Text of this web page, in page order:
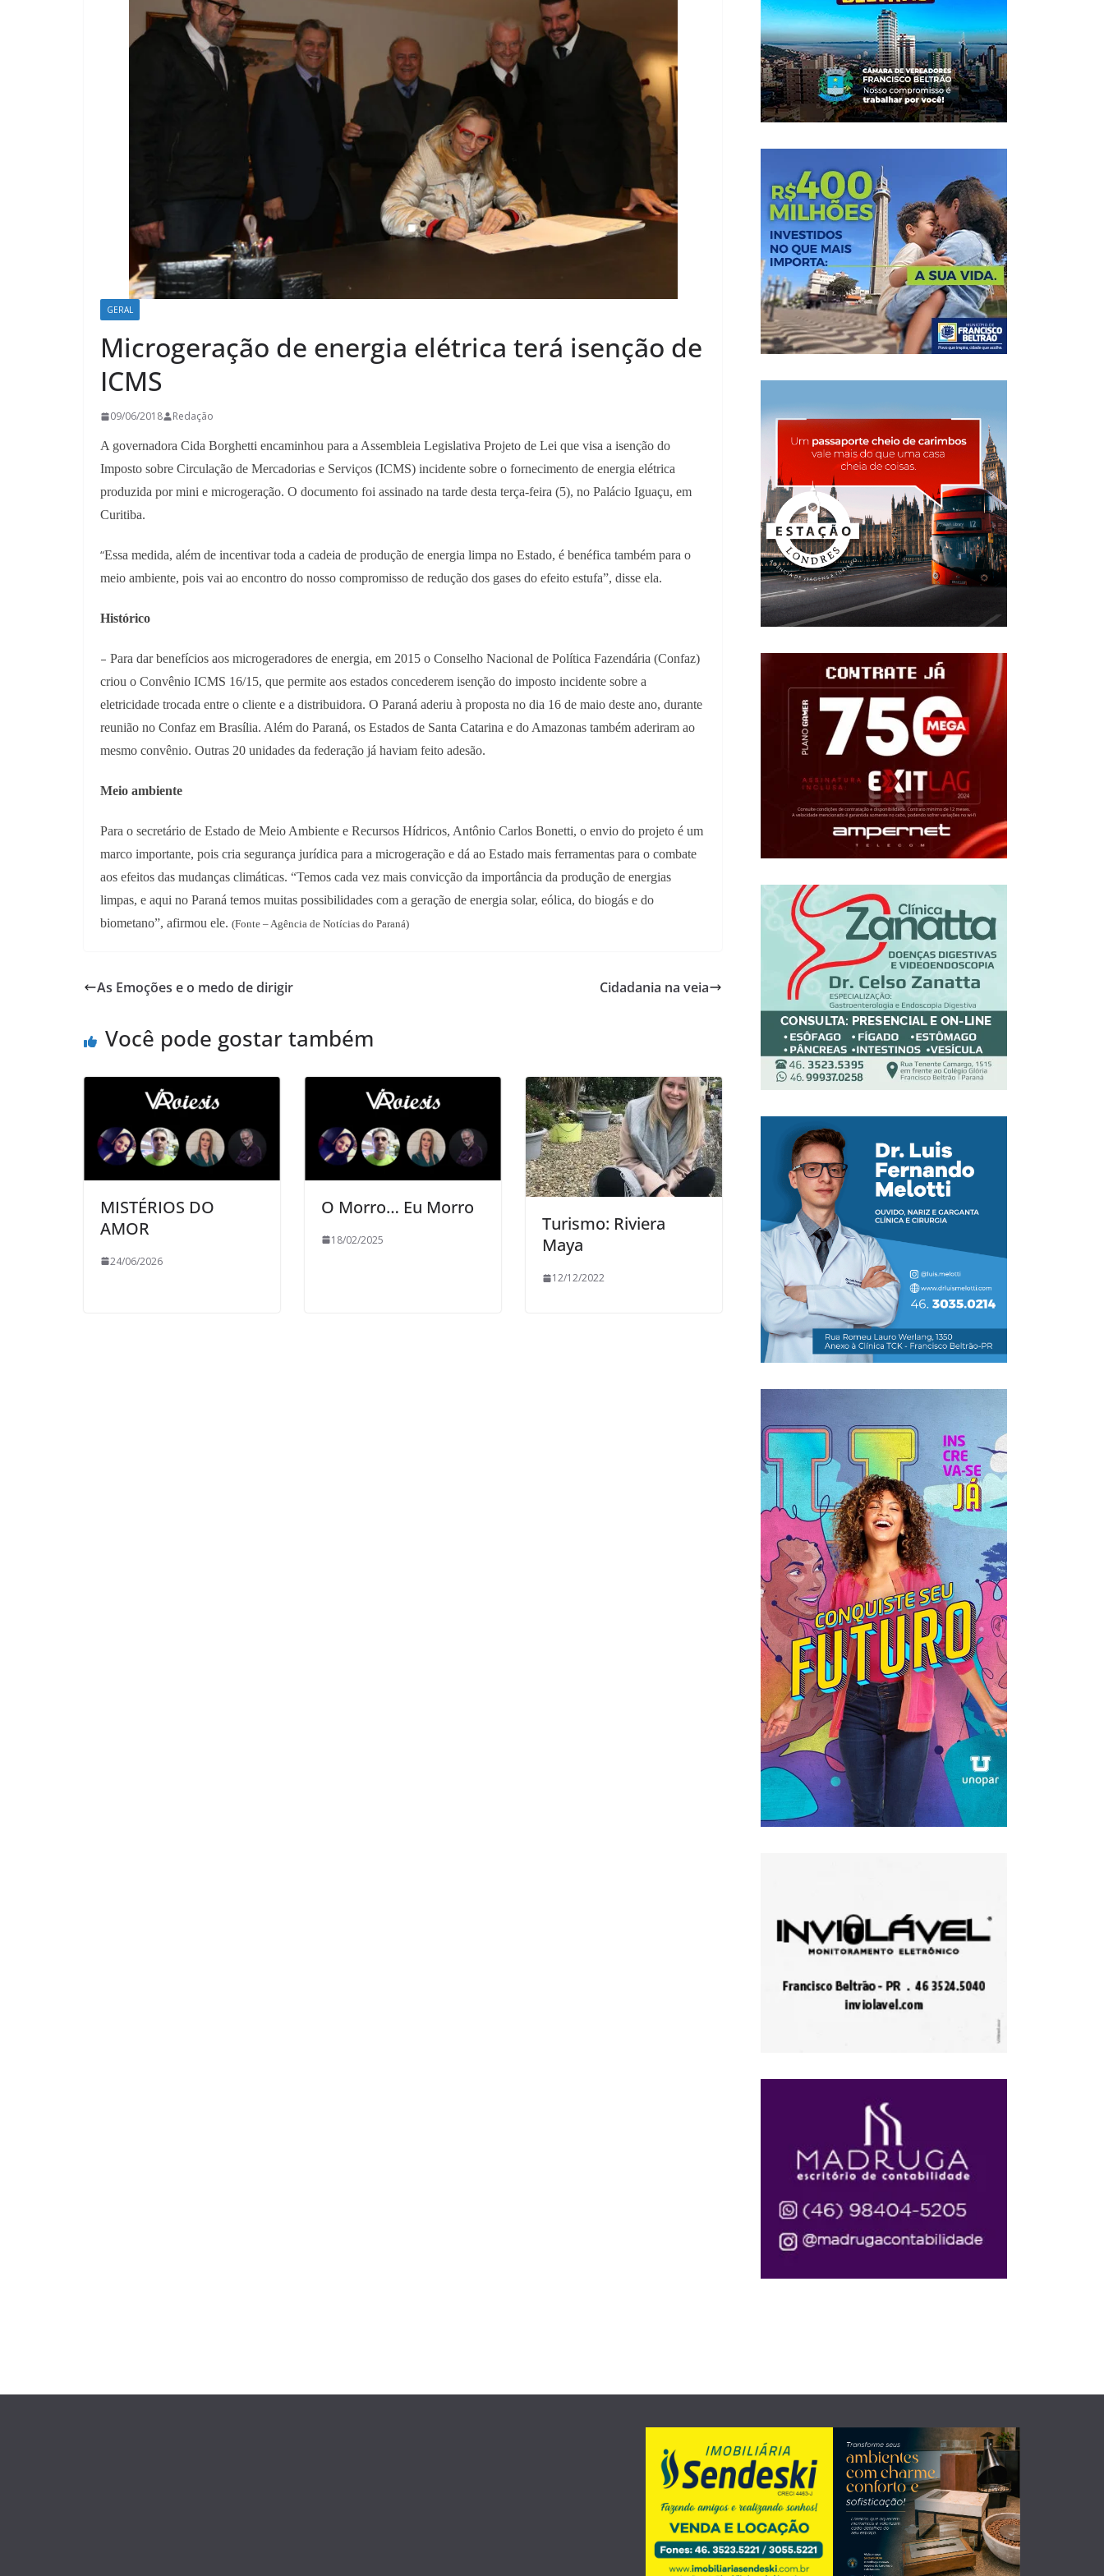
GERAL
Microgeração de energia elétrica terá isenção de
ICMS
09/06/2018 Redação
A governadora Cida Borghetti encaminhou para a Assembleia Legislativa Projeto de Lei que visa a isenção do
Imposto sobre Circulação de Mercadorias e Serviços (ICMS) incidente sobre o fornecimento de energia elétrica
produzida por mini e microgeração. O documento foi assinado na tarde desta terça-feira (5), no Palácio Iguaçu, em
Curitiba.
“Essa medida, além de incentivar toda a cadeia de produção de energia limpa no Estado, é benéfica também para o
meio ambiente, pois vai ao encontro do nosso compromisso de redução dos gases do efeito estufa”, disse ela.
Histórico
– Para dar benefícios aos microgeradores de energia, em 2015 o Conselho Nacional de Política Fazendária (Confaz)
criou o Convênio ICMS 16/15, que permite aos estados concederem isenção do imposto incidente sobre a
eletricidade trocada entre o cliente e a distribuidora. O Paraná aderiu à proposta no dia 16 de maio deste ano, durante
reunião no Confaz em Brasília. Além do Paraná, os Estados de Santa Catarina e do Amazonas também aderiram ao
mesmo convênio. Outras 20 unidades da federação já haviam feito adesão.
Meio ambiente
Para o secretário de Estado de Meio Ambiente e Recursos Hídricos, Antônio Carlos Bonetti, o envio do projeto é um
marco importante, pois cria segurança jurídica para a microgeração e dá ao Estado mais ferramentas para o combate
aos efeitos das mudanças climáticas. “Temos cada vez mais convicção da importância da produção de energias
limpas, e aqui no Paraná temos muitas possibilidades com a geração de energia solar, eólica, do biogás e do
biometano”, afirmou ele. (Fonte – Agência de Notícias do Paraná)
As Emoções e o medo de dirigir Cidadania na veia
Você pode gostar também
MISTÉRIOS DO
AMOR
24/06/2026
O Morro… Eu Morro
18/02/2025
Turismo: Riviera
Maya
12/12/2022